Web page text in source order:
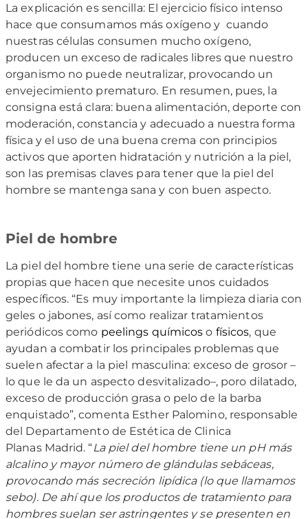
La explicación es sencilla: El ejercicio físico intenso
hace que consumamos más oxígeno y cuando
nuestras células consumen mucho oxígeno,
producen un exceso de radicales libres que nuestro
organismo no puede neutralizar, provocando un
envejecimiento prematuro. En resumen, pues, la
consigna está clara: buena alimentación, deporte con
moderación, constancia y adecuado a nuestra forma
física y el uso de una buena crema con principios
activos que aporten hidratación y nutrición a la piel,
son las premisas claves para tener que la piel del
hombre se mantenga sana y con buen aspecto.
Piel de hombre
La piel del hombre tiene una serie de características
propias que hacen que necesite unos cuidados
específicos. “Es muy importante la limpieza diaria con
geles o jabones, así como realizar tratamientos
periódicos como peelings químicos o físicos, que
ayudan a combatir los principales problemas que
suelen afectar a la piel masculina: exceso de grosor –
lo que le da un aspecto desvitalizado–, poro dilatado,
exceso de producción grasa o pelo de la barba
enquistado”, comenta Esther Palomino, responsable
del Departamento de Estética de Clinica
Planas Madrid. “La piel del hombre tiene un pH más
alcalino y mayor número de glándulas sebáceas,
provocando más secreción lipídica (lo que llamamos
sebo). De ahí que los productos de tratamiento para
hombres suelan ser astringentes y se presenten en